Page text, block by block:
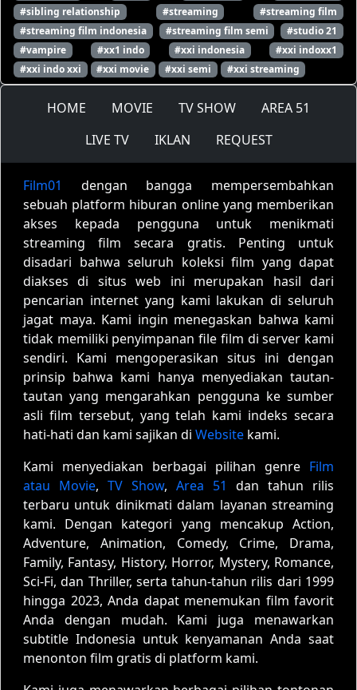
#sibling relationship
#streaming
#streaming film
#streaming film indonesia
#streaming film semi
#studio 21
#vampire
#xx1 indo #xxi indonesia
#xxi indoxx1
#xxi indo xxi
#xxi movie #xxi semi #xxi streaming
HOME MOVIE TV SHOW
AREA 51
LIVE TV
IKLAN REQUEST
Film01
dengan bangga mempersembahkan
sebuah platform hiburan online yang memberikan
akses kepada pengguna untuk menikmati
streaming film secara gratis. Penting untuk
disadari bahwa seluruh koleksi film yang dapat
diakses di situs web ini merupakan hasil dari
pencarian internet yang kami lakukan di seluruh
jagat maya. Kami ingin menegaskan bahwa kami
tidak memiliki penyimpanan file film di server kami
sendiri. Kami mengoperasikan situs ini dengan
prinsip bahwa kami hanya menyediakan tautan-
tautan yang mengarahkan pengguna ke sumber
asli film tersebut, yang telah kami indeks secara
hati-hati dan kami sajikan di Website kami.
Kami menyediakan berbagai pilihan genre Film
atau Movie, TV Show, Area 51
dan tahun rilis
terbaru untuk dinikmati dalam layanan streaming
kami. Dengan kategori yang mencakup Action,
Adventure, Animation, Comedy, Crime, Drama,
Family, Fantasy, History, Horror, Mystery, Romance,
Sci-Fi, dan Thriller, serta tahun-tahun rilis dari 1999
hingga 2023, Anda dapat menemukan film favorit
Anda dengan mudah. Kami juga menawarkan
subtitle Indonesia untuk kenyamanan Anda saat
menonton film gratis di platform kami.